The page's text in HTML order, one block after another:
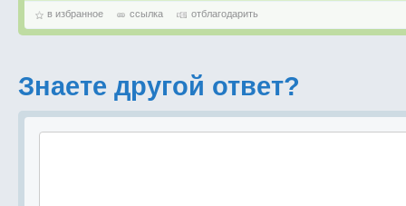
в избранное ссылка отблагодарить
Знаете другой ответ?